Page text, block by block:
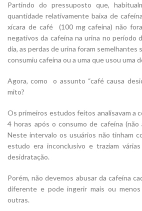
Partindo do pressuposto que,
quantidade relativamente baixa de
xícara de café (100 mg cafeína) não
negativos da cafeína na urina no período
dia, as perdas de urina foram semelhantes
consumiu cafeína ou a uma que usou uma
Agora, como o assunto “café causa
mito?
Os primeiros estudos feitos analisavam a
4 horas após o consumo de cafeína (não
Neste intervalo os usuários não tinham
estudo era inconclusivo e traziam
desidratação.
Porém, não devemos abusar da cafeína
diferente e pode ingerir mais ou
outras.